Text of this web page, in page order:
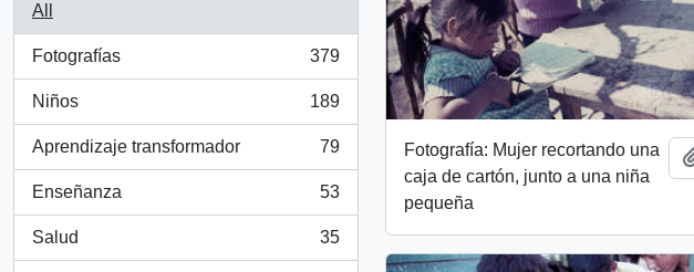
All
Fotografías
, 379 results
379
Niños
, 189 results
189
Aprendizaje transformador
, 79 results
79
Enseñanza
, 53 results
53
Salud
, 35 results
35
Fotografía: Mujer recortando una
caja de cartón, junto a una niña
pequeña